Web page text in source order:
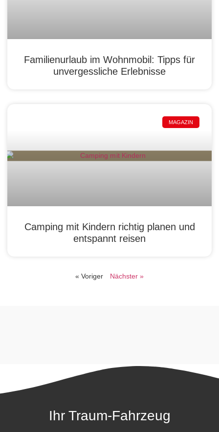
Familienurlaub im Wohnmobil: Tipps für
unvergessliche Erlebnisse
MAGAZIN
Camping mit Kindern richtig planen und
entspannt reisen
« Voriger Nächster »
Ihr Traum-Fahrzeug